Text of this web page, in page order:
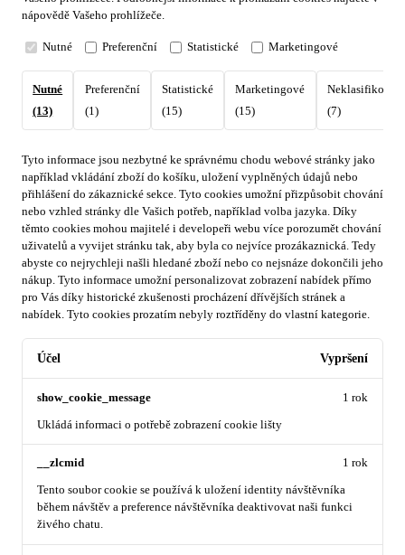
nápovědě Vašeho prohlížeče.
Nutné Preferenční Statistické Marketingové
Nutné
(13)
Preferenční
(1)
Statistické
(15)
Marketingové
(15)
(7)
Tyto informace jsou nezbytné ke správnému chodu webové stránky jako
například vkládání zboží do košíku, uložení vyplněných údajů nebo
přihlášení do zákaznické sekce. Tyto cookies umožní přizpůsobit chování
nebo vzhled stránky dle Vašich potřeb, například volba jazyka. Díky
těmto cookies mohou majitelé i developeři webu více porozumět chování
uživatelů a vyvijet stránku tak, aby byla co nejvíce prozákaznická. Tedy
abyste co nejrychleji našli hledané zboží nebo co nejsnáze dokončili jeho
nákup. Tyto informace umožní personalizovat zobrazení nabídek přímo
pro Vás díky historické zkušenosti procházení dřívějších stránek a
nabídek. Tyto cookies prozatím nebyly roztříděny do vlastní kategorie.
Účel Vypršení
show_cookie_message
Ukládá informaci o potřebě zobrazení cookie lišty
1 rok
__zlcmid
Tento soubor cookie se používá k uložení identity návštěvníka
během návštěv a preference návštěvníka deaktivovat naši funkci
živého chatu.
1 rok